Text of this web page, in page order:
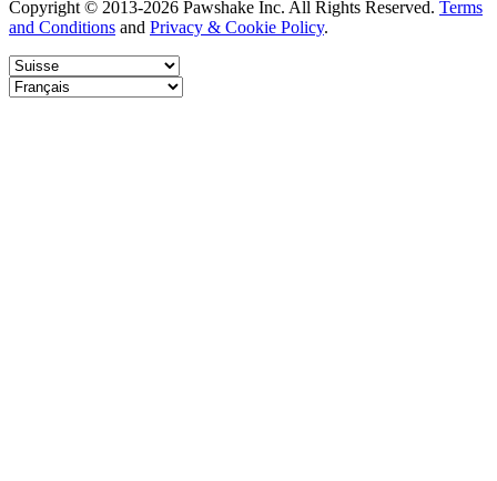
Copyright © 2013-2026 Pawshake Inc. All Rights Reserved. Terms
and Conditions and Privacy & Cookie Policy.